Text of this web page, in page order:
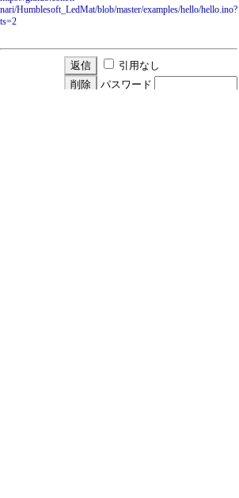
nari/Humblesoft_LedMat/blob/master/examples/hello/hello.ino?
ts=2
引用なし
パスワード